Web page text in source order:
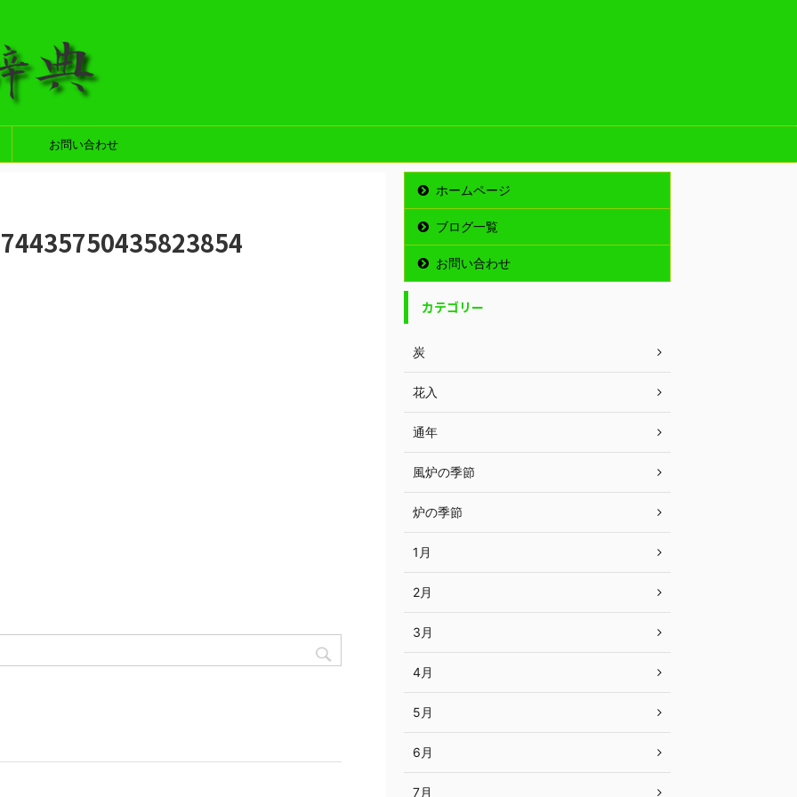
お問い合わせ
ホームページ
ブログ一覧
お問い合わせ
カテゴリー
炭
花入
通年
風炉の季節
炉の季節
1月
2月
3月
4月
5月
6月
7月